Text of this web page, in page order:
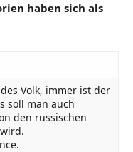
haben sich als
Volk, immer ist der
soll man auch
den russischen